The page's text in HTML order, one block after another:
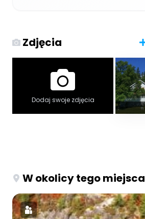
Zdjęcia
Dodaj swoje zdjęcia
W okolicy tego miejsca